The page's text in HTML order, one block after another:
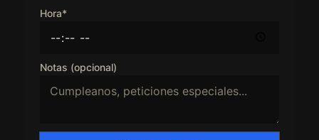
Hora*
Notas (opcional)